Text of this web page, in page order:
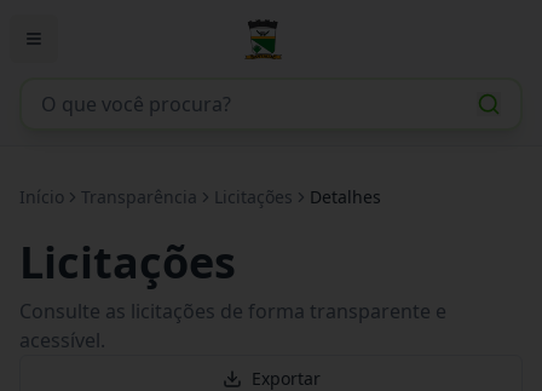
Início Transparência Licitações Detalhes
Licitações
Consulte as licitações de forma transparente e
acessível.
Exportar